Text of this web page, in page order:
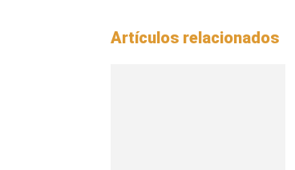
Artículos relacionados